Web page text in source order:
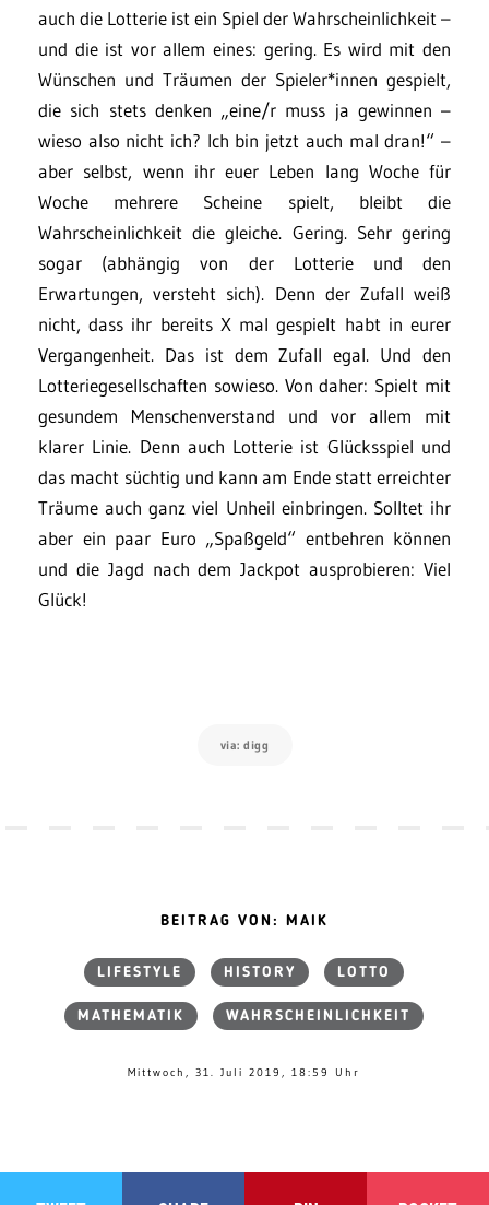
auch die Lotterie ist ein Spiel der Wahrscheinlichkeit –
und die ist vor allem eines: gering. Es wird mit den
Wünschen und Träumen der Spieler*innen gespielt,
die sich stets denken „eine/r muss ja gewinnen –
wieso also nicht ich? Ich bin jetzt auch mal dran!“ –
aber selbst, wenn ihr euer Leben lang Woche für
Woche mehrere Scheine spielt, bleibt die
Wahrscheinlichkeit die gleiche. Gering. Sehr gering
sogar (abhängig von der Lotterie und den
Erwartungen, versteht sich). Denn der Zufall weiß
nicht, dass ihr bereits X mal gespielt habt in eurer
Vergangenheit. Das ist dem Zufall egal. Und den
Lotteriegesellschaften sowieso. Von daher: Spielt mit
gesundem Menschenverstand und vor allem mit
klarer Linie. Denn auch Lotterie ist Glücksspiel und
das macht süchtig und kann am Ende statt erreichter
Träume auch ganz viel Unheil einbringen. Solltet ihr
aber ein paar Euro „Spaßgeld“ entbehren können
und die Jagd nach dem Jackpot ausprobieren: Viel
Glück!
via: digg
BEITRAG VON: MAIK
LIFESTYLE HISTORY LOTTO
MATHEMATIK WAHRSCHEINLICHKEIT
Mittwoch, 31. Juli 2019, 18:59 Uhr